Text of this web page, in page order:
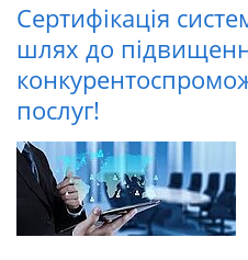
Сертифікація
шлях до
послуг!